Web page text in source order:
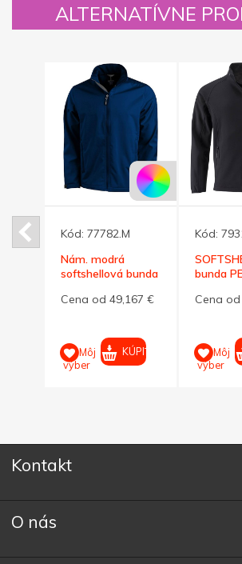
ALTERNATÍVNE
Kód: 77782.M
Nám. modrá
softshellová bunda
M
Cena od 49,167 €
Môj
výber
KÚPIŤ
Kód:
bunda
Cena
Môj
výber
Kontakt
O nás